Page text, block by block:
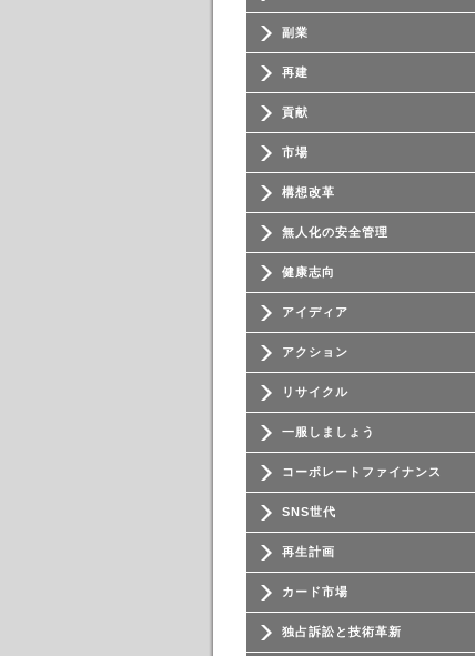
副業
再建
貢献
市場
構想改革
無人化の安全管理
健康志向
アイディア
アクション
リサイクル
一服しましょう
コーポレートファイナンス
SNS世代
再生計画
カード市場
独占訴訟と技術革新